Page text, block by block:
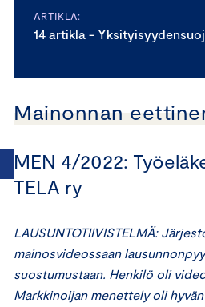
ARTIKLA:
14 artikla -
Mainonnan
MEN 4/2022:
TELA ry
LAUSUNTOTIIVISTELMÄ:
mainosvideossaan
suostumustaan. Henkilö oli
Markkinoijan menettely oli